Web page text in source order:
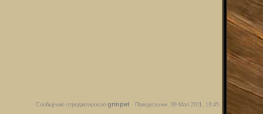
Сообщение отредактировал grinpet - Понедельник, 09 Мая 2011, 13:45